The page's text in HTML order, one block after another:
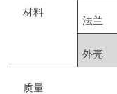
材料
法兰
外壳
质量